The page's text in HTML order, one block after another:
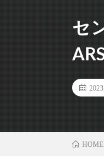
セ
HOME